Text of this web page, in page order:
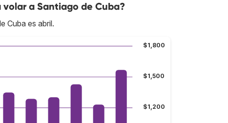
volar a Santiago de Cuba?
Cuba es abril.
$1,200
$1,500
$1,800